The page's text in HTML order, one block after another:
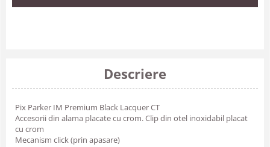
Descriere
Pix Parker IM Premium Black Lacquer CT
Accesorii din alama placate cu crom. Clip din otel inoxidabil placat
cu crom
Mecanism click (prin apasare)